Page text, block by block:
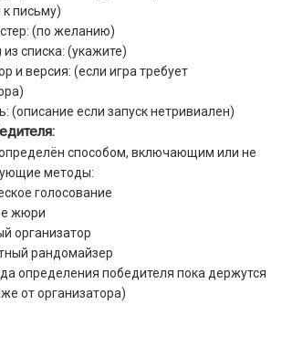
письму)
(по желанию)
списка: (укажите)
и версия: (если игра требует
(описание если запуск нетривиален)
способом, включающим или не
методы:
голосование
жюри
организатор
рандомайзер
определения победителя пока держутся
от организатора)